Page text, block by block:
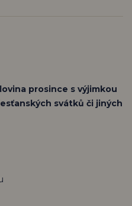
prosince s výjimkou
svátků či jiných